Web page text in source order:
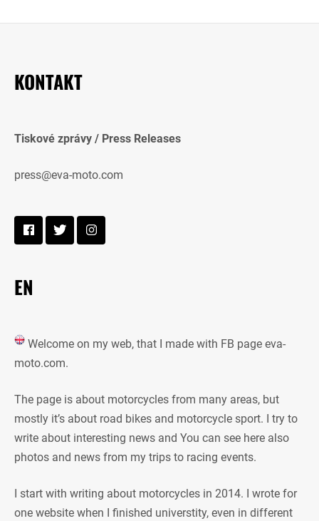
KONTAKT
Tiskové zprávy / Press Releases
press@eva-moto.com
EN
Welcome on my web, that I made with FB page eva-
moto.com.
The page is about motorcycles from many areas, but
mostly it’s about road bikes and motorcycle sport. I try to
write about interesting news and You can see here also
photos and news from my trips to racing events.
I start with writing about motorcycles in 2014. I wrote for
one website when I finished universtity, even in different